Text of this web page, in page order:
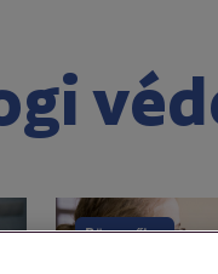
Büntetőjog